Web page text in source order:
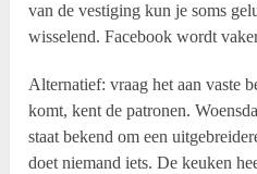
van de vestiging kun je soms
wisselend. Facebook wordt
Alternatief: vraag het aan vaste
komt, kent de patronen.
staat bekend om een
doet niemand iets. De keuken